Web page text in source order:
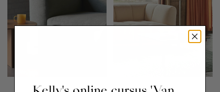
Hay Hay